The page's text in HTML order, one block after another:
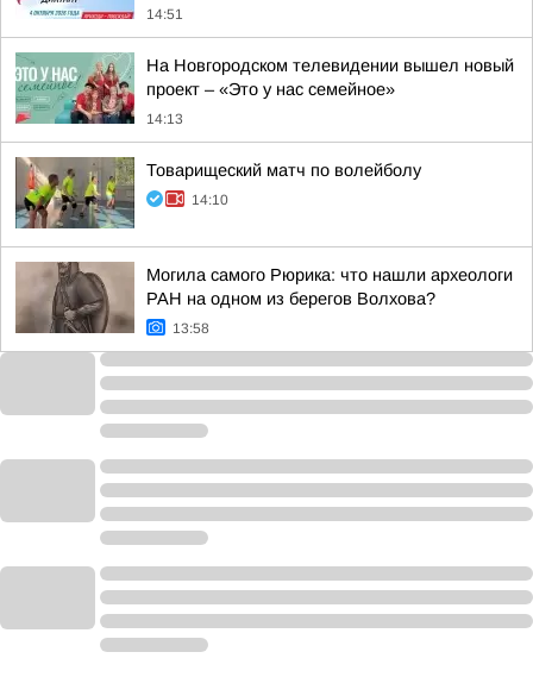
14:51
На Новгородском телевидении вышел новый
проект – «Это у нас семейное»
14:13
Товарищеский матч по волейболу
14:10
Могила самого Рюрика: что нашли археологи
РАН на одном из берегов Волхова?
13:58